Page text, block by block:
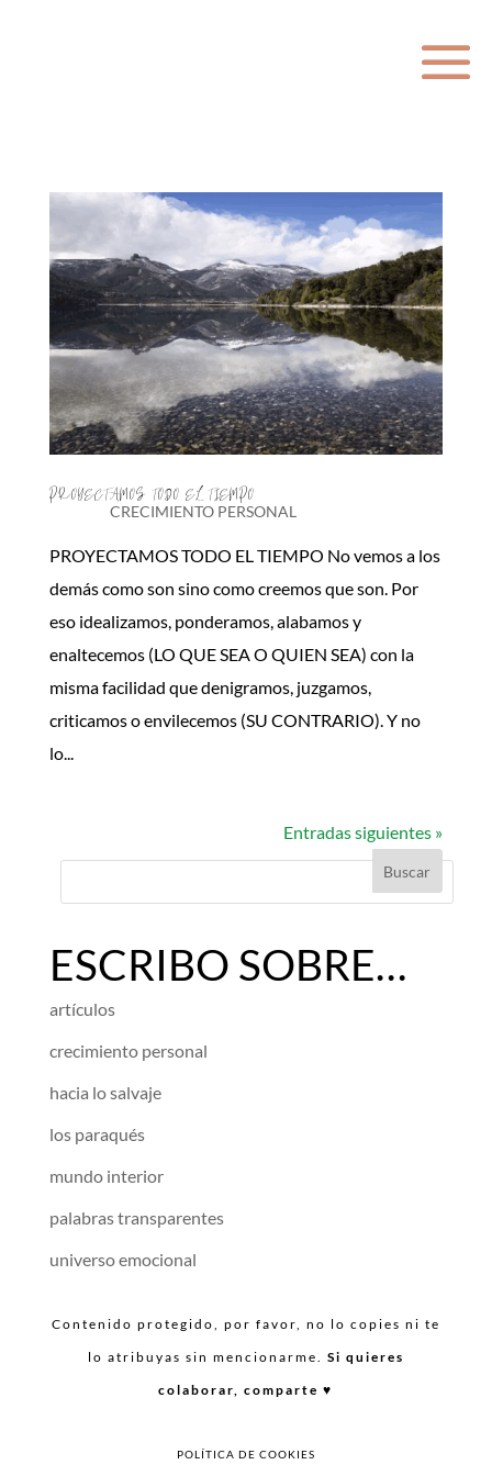
PROYECTAMOS TODO EL TIEMPO
CRECIMIENTO PERSONAL
PROYECTAMOS TODO EL TIEMPO No vemos a los
demás como son sino como creemos que son. Por
eso idealizamos, ponderamos, alabamos y
enaltecemos (LO QUE SEA O QUIEN SEA) con la
misma facilidad que denigramos, juzgamos,
criticamos o envilecemos (SU CONTRARIO). Y no
lo...
Entradas siguientes »
ESCRIBO SOBRE…
artículos
crecimiento personal
hacia lo salvaje
los paraqués
mundo interior
palabras transparentes
universo emocional
Contenido protegido, por favor, no lo copies ni te
lo atribuyas sin mencionarme. Si quieres
colaborar, comparte ♥︎
POLÍTICA DE COOKIES